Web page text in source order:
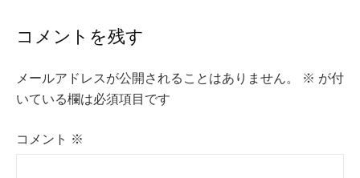
ビ
ゲ
ー
シ
コメントを残す
メールアドレスが公開されることはありません。 ※ が付
いている欄は必須項目です
コメント ※